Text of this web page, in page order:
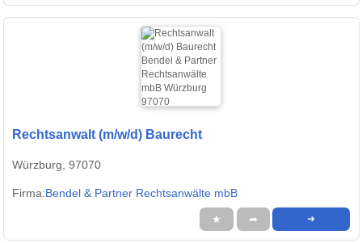
Rechtsanwalt (m/w/d) Baurecht
Würzburg, 97070
Firma:Bendel & Partner Rechtsanwälte mbB
★ ➦ ➜